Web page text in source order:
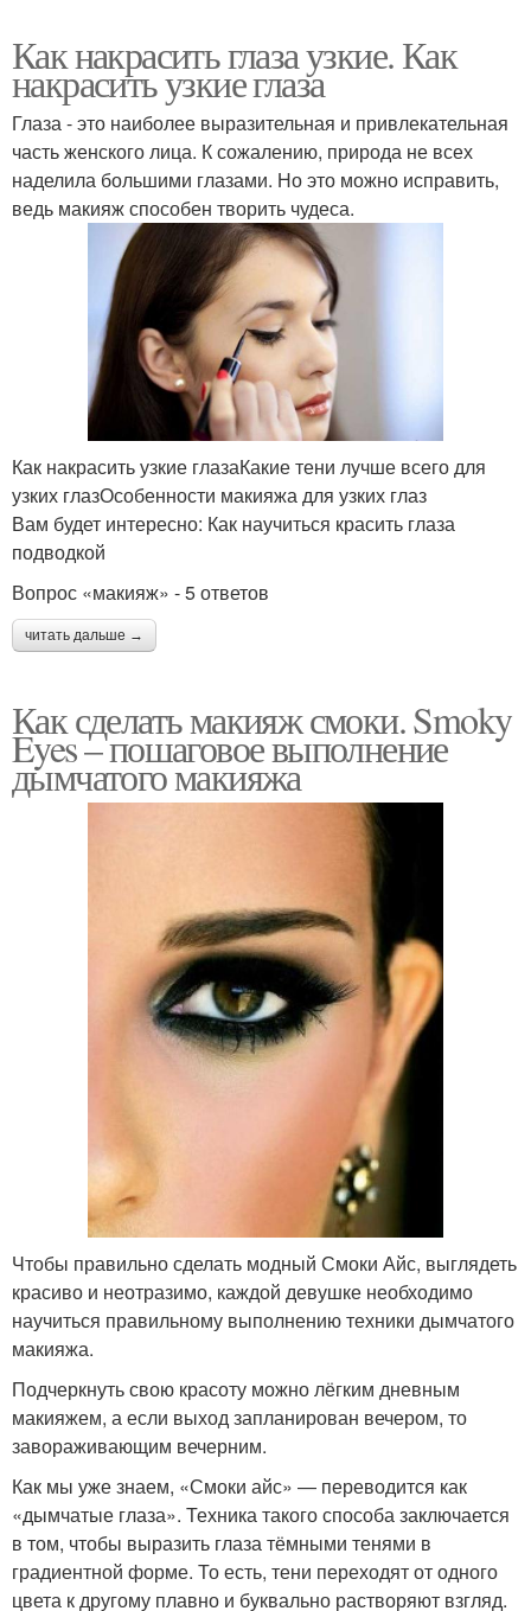
Как накрасить глаза узкие. Как
накрасить узкие глаза
Глаза - это наиболее выразительная и привлекательная
часть женского лица. К сожалению, природа не всех
наделила большими глазами. Но это можно исправить,
ведь макияж способен творить чудеса.
Как накрасить узкие глазаКакие тени лучше всего для
узких глазОсобенности макияжа для узких глаз
Вам будет интересно: Как научиться красить глаза
подводкой
Вопрос «макияж» - 5 ответов
читать дальше →
Как сделать макияж смоки. Smoky
Eyes – пошаговое выполнение
дымчатого макияжа
Чтобы правильно сделать модный Смоки Айс, выглядеть
красиво и неотразимо, каждой девушке необходимо
научиться правильному выполнению техники дымчатого
макияжа.
Подчеркнуть свою красоту можно лёгким дневным
макияжем, а если выход запланирован вечером, то
завораживающим вечерним.
Как мы уже знаем, «Смоки айс» — переводится как
«дымчатые глаза». Техника такого способа заключается
в том, чтобы выразить глаза тёмными тенями в
градиентной форме. То есть, тени переходят от одного
цвета к другому плавно и буквально растворяют взгляд.